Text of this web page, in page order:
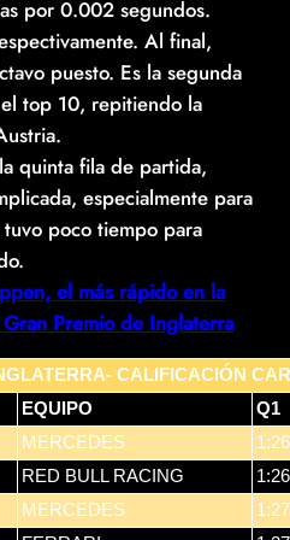
por 0.002 segundos.
Al final,
puesto. Es la segunda
top 10, repitiendo la
quinta fila de partida,
especialmente para
poco tiempo para
el más rápido en la
Premio de Inglaterra
CALIFICACIÓN
EQUIPO
Q1
MERCEDES
RED BULL RACING
MERCEDES